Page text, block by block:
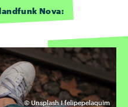
Nova:
©Unsplash I felipepelaquim